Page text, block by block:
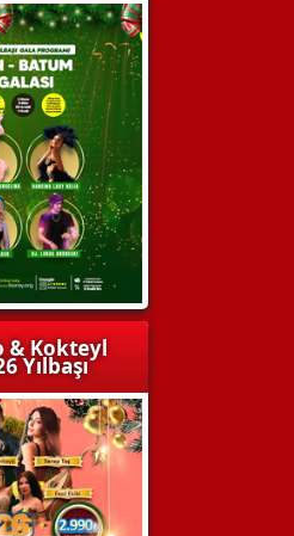
& Kokteyl
Yılbaşı